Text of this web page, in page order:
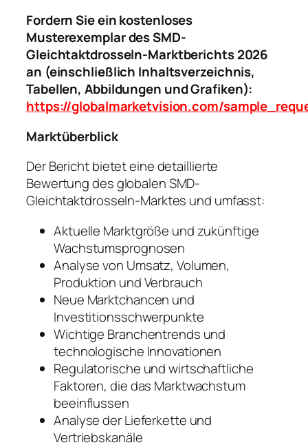
Fordern Sie ein kostenloses
Musterexemplar des SMD-
Gleichtaktdrosseln-Marktberichts 2026
an (einschließlich Inhaltsverzeichnis,
Tabellen, Abbildungen und Grafiken):
https://globalmarketvision.com/
Marktüberblick
Der Bericht bietet eine detaillierte
Bewertung des globalen SMD-
Gleichtaktdrosseln-Marktes und umfasst:
Aktuelle Marktgröße und zukünftige
Wachstumsprognosen
Analyse von Umsatz, Volumen,
Produktion und Verbrauch
Neue Marktchancen und
Investitionsschwerpunkte
Wichtige Branchentrends und
technologische Innovationen
Regulatorische und wirtschaftliche
Faktoren, die das Marktwachstum
beeinflussen
Analyse der Lieferkette und
Vertriebskanäle